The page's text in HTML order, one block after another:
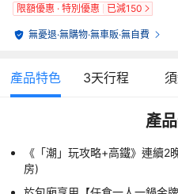
限額優惠 · 特別優惠
已減150
無憂退·無購物·無車販·無自費
產品特色 3天行程
產
《「潮」玩攻略+高鐵》連續
房)